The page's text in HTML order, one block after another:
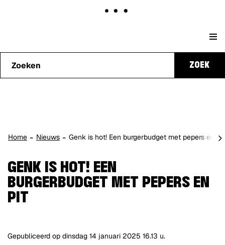
Genk
kunnen
we je
ZOEK
Home Nieuws Genk is hot! Een burgerbudget met pepers en pit
GENK IS HOT! EEN
BURGERBUDGET MET PEPERS EN
PIT
Gepubliceerd op dinsdag 14 januari 2025 16.13 u.